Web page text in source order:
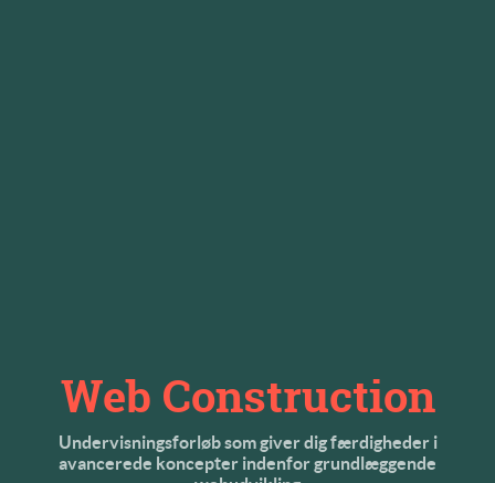
Web Construction
Undervisningsforløb som giver dig færdigheder i
avancerede koncepter indenfor grundlæggende